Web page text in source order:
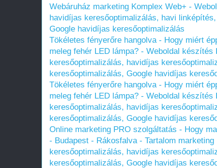
Webáruház marketing Komplex Web+ -
havidíjas keresőoptimalizálás, havi
Google havidíjas keresőoptimalizálás
Tökéletes fényerőre hangolva - Hogy miért
meleg fehér LED lámpa? - Weboldal készítés
keresőoptimalizálás, havidíjas
keresőoptimalizálás, Google havidíjas
Tökéletes fényerőre hangolva - Hogy miért
meleg fehér LED lámpa? - Weboldal készítés
keresőoptimalizálás, havidíjas
keresőoptimalizálás, Google havidíjas
Online marketing PRO szolgáltatás - Hogy
- Budapest - Rákosfalva - Tartalom
keresőoptimalizálás, havidíjas
keresőoptimalizálás, Google havidíjas